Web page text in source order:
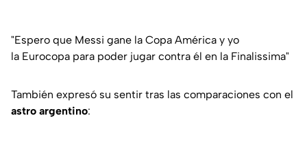
"Espero que Messi gane la Copa América y yo
la Eurocopa para poder jugar contra él en la Finalissima"
También expresó su sentir tras las comparaciones con el
astro argentino: